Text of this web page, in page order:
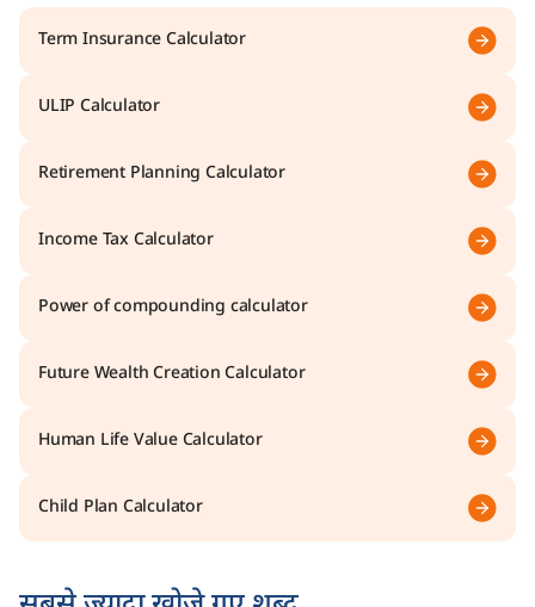
Term Insurance Calculator
ULIP Calculator
Retirement Planning Calculator
Income Tax Calculator
Power of compounding calculator
Future Wealth Creation Calculator
Human Life Value Calculator
Child Plan Calculator